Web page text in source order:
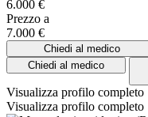
6.000 €
Prezzo a
7.000 €
Chiedi al medico
Chiedi al medico
Visualizza profilo completo
Visualizza profilo completo